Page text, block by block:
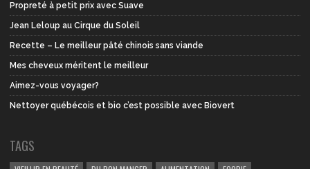
Propreté à petit prix avec Suave
Jean Leloup au Cirque du Soleil
Recette – Le meilleur pâté chinois sans viande
Mes cheveux méritent le meilleur
Aimez-vous voyager?
Nettoyer québécois et bio c’est possible avec Biovert
TAGS